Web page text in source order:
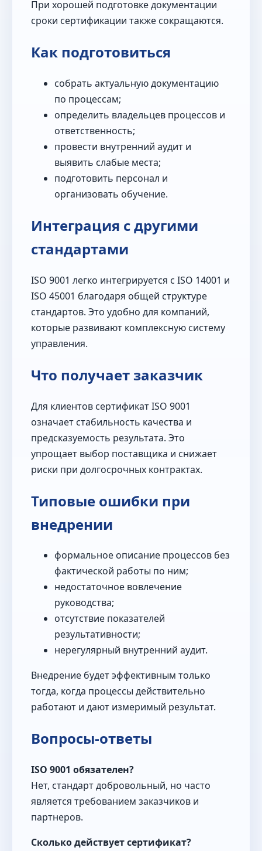
При хорошей подготовке документации
сроки сертификации также сокращаются.
Как подготовиться
собрать актуальную документацию
по процессам;
определить владельцев процессов и
ответственность;
провести внутренний аудит и
выявить слабые места;
подготовить персонал и
организовать обучение.
Интеграция с другими
стандартами
ISO 9001 легко интегрируется с ISO 14001 и
ISO 45001 благодаря общей структуре
стандартов. Это удобно для компаний,
которые развивают комплексную систему
управления.
Что получает заказчик
Для клиентов сертификат ISO 9001
означает стабильность качества и
предсказуемость результата. Это
упрощает выбор поставщика и снижает
риски при долгосрочных контрактах.
Типовые ошибки при
внедрении
формальное описание процессов без
фактической работы по ним;
недостаточное вовлечение
руководства;
отсутствие показателей
результативности;
нерегулярный внутренний аудит.
Внедрение будет эффективным только
тогда, когда процессы действительно
работают и дают измеримый результат.
Вопросы-ответы
ISO 9001 обязателен?
Нет, стандарт добровольный, но часто
является требованием заказчиков и
партнеров.
Сколько действует сертификат?